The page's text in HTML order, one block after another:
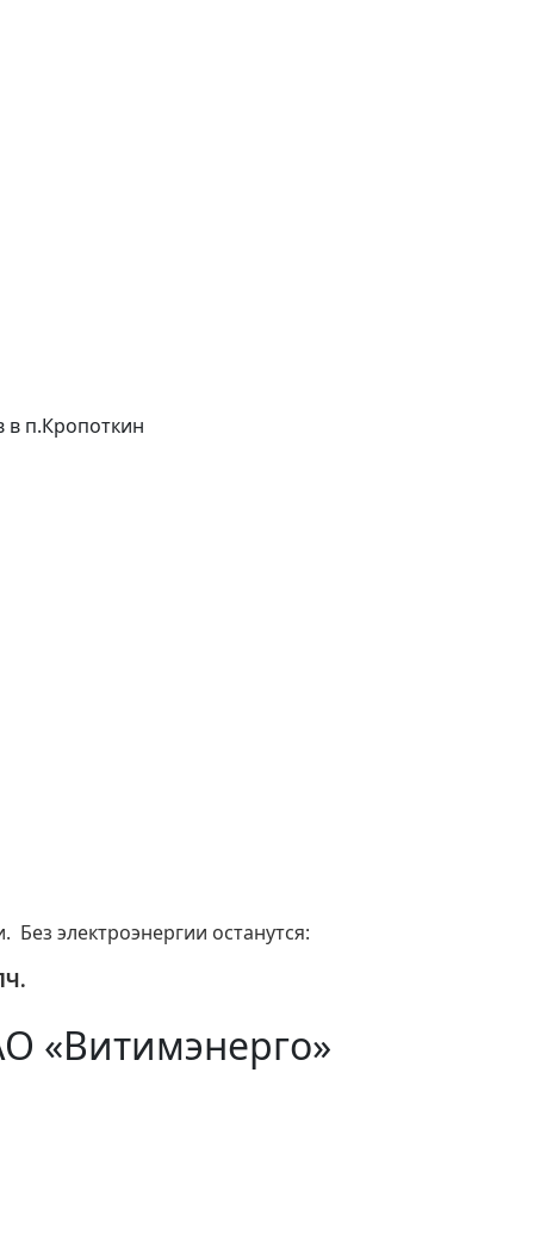
в п.Кропоткин
электроэнергии останутся:
«Витимэнерго»